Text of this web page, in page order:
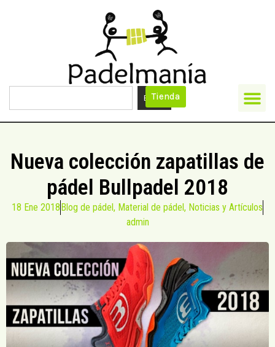
Buscar
Tienda
Nueva colección zapatillas de
pádel Bullpadel 2018
18 Ene 2018 Blog de pádel , Material de pádel , Noticias y Artículos
admin